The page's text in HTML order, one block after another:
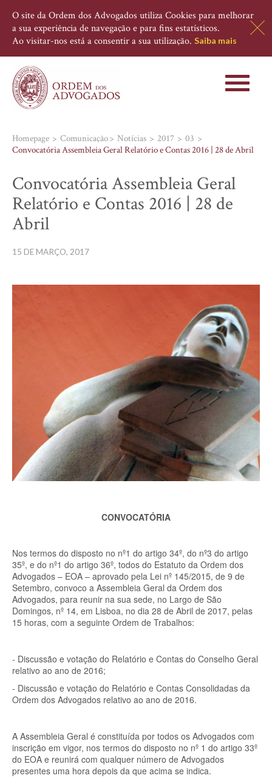
O site da Ordem dos Advogados utiliza Cookies para melhorar
a sua experiência de navegação e para fins estatísticos.
Ao visitar-nos está a consentir a sua utilização. Saiba mais
Toggle
Homepage Comunicação Notícias 2017
03
Convocatória Assembleia Geral Relatório e Contas 2016 | 28 de Abril
Convocatória Assembleia Geral
Relatório e Contas 2016 | 28 de
Abril
15 DE MARÇO, 2017
CONVOCATÓRIA
Nos termos do disposto no nº1 do artigo 34º, do nº3 do artigo
35º, e do nº1 do artigo 36º, todos do Estatuto da Ordem dos
Advogados – EOA – aprovado pela Lei nº 145/2015, de 9 de
Setembro, convoco a Assembleia Geral da Ordem dos
Advogados, para reunir na sua sede, no Largo de São
Domingos, nº 14, em Lisboa, no dia 28 de Abril de 2017, pelas
15 horas, com a seguinte Ordem de Trabalhos:
- Discussão e votação do Relatório e Contas do Conselho Geral
relativo ao ano de 2016;
- Discussão e votação do Relatório e Contas Consolidadas da
Ordem dos Advogados relativo ao ano de 2016.
A Assembleia Geral é constituída por todos os Advogados com
inscrição em vigor, nos termos do disposto no nº 1 do artigo 33º
do EOA e reunirá com qualquer número de Advogados
presentes uma hora depois da que acima se indica.